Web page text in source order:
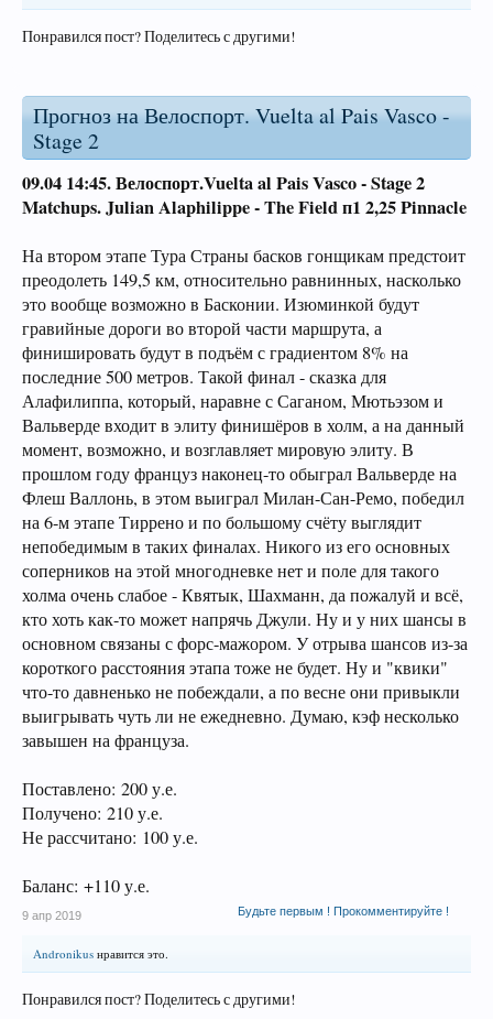
Понравился пост? Поделитесь с другими!
Прогноз на Велоспорт. Vuelta al Pais Vasco -
Stage 2
09.04 14:45.Велоспорт.Vuelta al Pais Vasco - Stage 2
Matchups.Julian Alaphilippe -The Field п1 2,25 Pinnacle
На втором этапе Тура Страны басков гонщикам предстоит
преодолеть 149,5 км, относительно равнинных, насколько
это вообще возможно в Басконии. Изюминкой будут
гравийные дороги во второй части маршрута, а
финишировать будут в подъём с градиентом 8% на
последние 500 метров. Такой финал - сказка для
Алафилиппа, который, наравне с Саганом, Мютьэзом и
Вальверде входит в элиту финишёров в холм, а на данный
момент, возможно, и возглавляет мировую элиту. В
прошлом году француз наконец-то обыграл Вальверде на
Флеш Валлонь, в этом выиграл Милан-Сан-Ремо, победил
на 6-м этапе Тиррено и по большому счёту выглядит
непобедимым в таких финалах. Никого из его основных
соперников на этой многодневке нет и поле для такого
холма очень слабое - Квятык, Шахманн, да пожалуй и всё,
кто хоть как-то может напрячь Джули. Ну и у них шансы в
основном связаны с форс-мажором. У отрыва шансов из-за
короткого расстояния этапа тоже не будет. Ну и "квики"
что-то давненько не побеждали, а по весне они привыкли
выигрывать чуть ли не ежедневно. Думаю, кэф несколько
завышен на француза.
Поставлено: 200 у.е.
Получено: 210 у.е.
Не рассчитано: 100 у.е.
Баланс: +110 у.е.
Будьте первым ! Прокомментируйте !
9 апр 2019
Andronikus нравится это.
Понравился пост? Поделитесь с другими!